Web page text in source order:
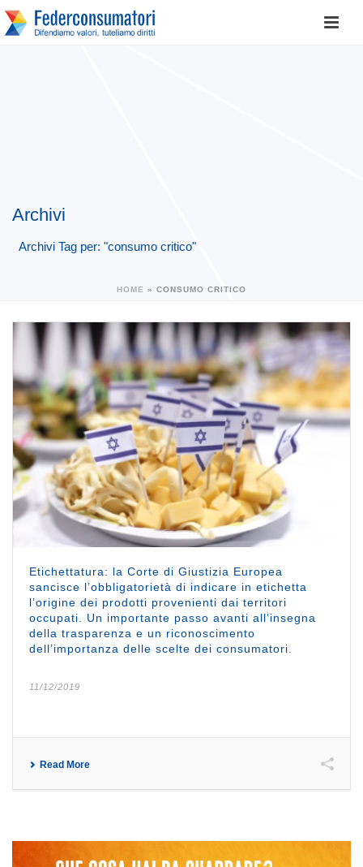
Archivi
Archivi Tag per: "consumo critico"
HOME » CONSUMO CRITICO
Etichettatura: la Corte di Giustizia Europea
sancisce l’obbligatorietà di indicare in etichetta
l’origine dei prodotti provenienti dai territori
occupati. Un importante passo avanti all’insegna
della trasparenza e un riconoscimento
dell’importanza delle scelte dei consumatori.
11/12/2019
Read More